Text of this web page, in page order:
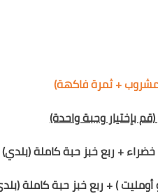
مشروب + ثمرة فاكهة)
(قم بإختيار وجبة واحدة)
ربعخبز حبة كاملة(بلدي)
) + ربعخبز حبة كاملة